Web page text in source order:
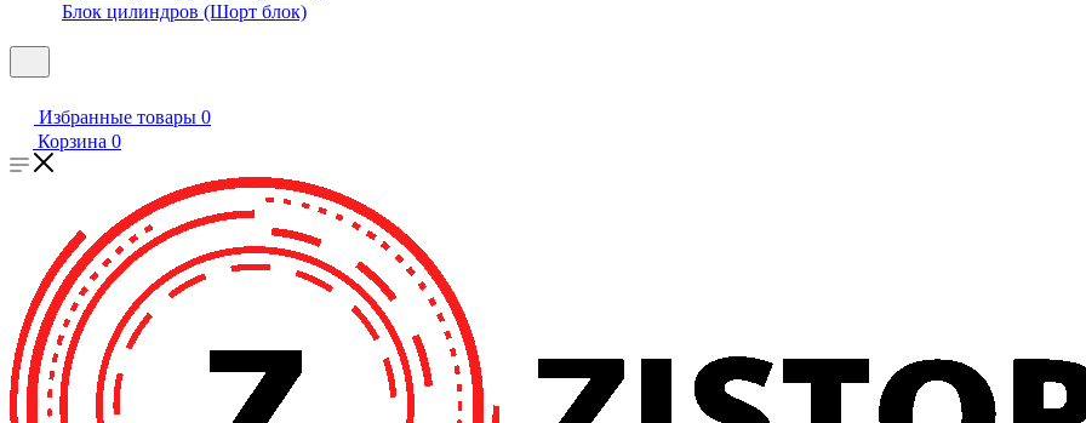
Блок цилиндров (Шорт блок)
Избранные товары 0
Корзина 0